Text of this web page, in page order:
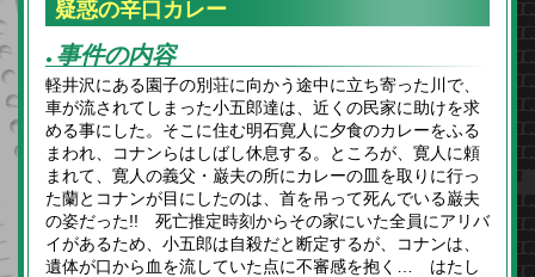
疑惑の辛口カレー
● 事件の内容
軽井沢にある園子の別荘に向かう途中に立ち寄った川で、
車が流されてしまった小五郎達は、近くの民家に助けを求
める事にした。そこに住む明石寛人に夕食のカレーをふる
まわれ、コナンらはしばし休息する。ところが、寛人に頼
まれて、寛人の義父・巌夫の所にカレーの皿を取りに行っ
た蘭とコナンが目にしたのは、首を吊って死んでいる巌夫
の姿だった!! 死亡推定時刻からその家にいた全員にアリバ
イがあるため、小五郎は自殺だと断定するが、コナンは、
遺体が口から血を流していた点に不審感を抱く… はたし